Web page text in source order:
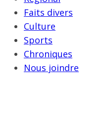
Faits divers
Culture
Sports
Chroniques
Nous joindre